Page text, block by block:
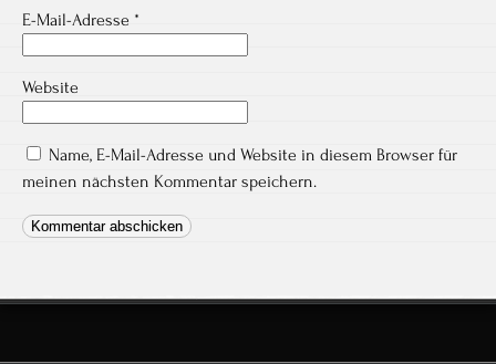
E-Mail-Adresse *
Website
Name, E-Mail-Adresse und Website in diesem Browser für
meinen nächsten Kommentar speichern.